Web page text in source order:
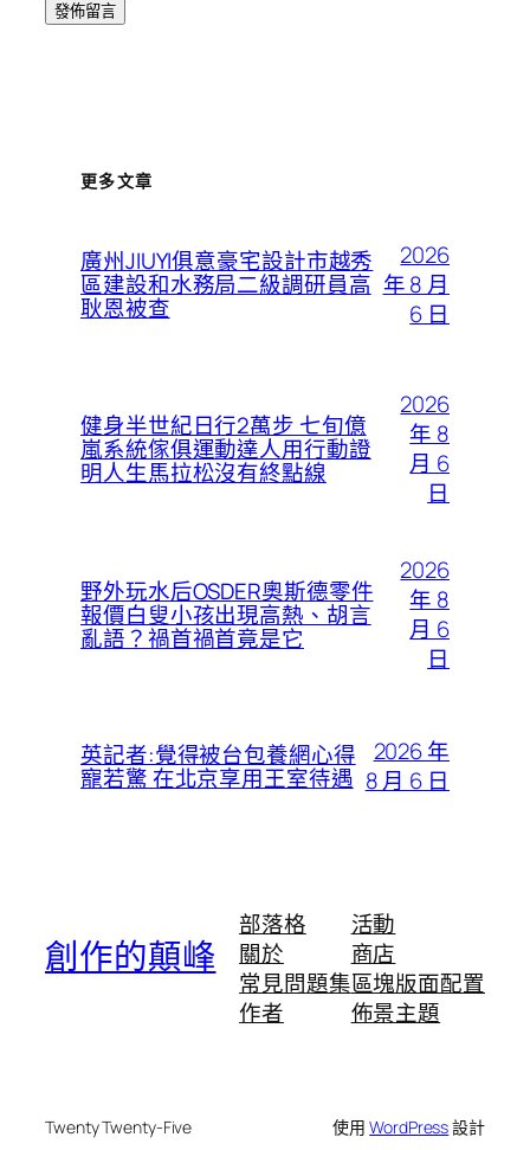
更多文章
廣州JIUYI俱意豪宅設計市越秀
區建設和水務局二級調研員高
耿恩被查
2026
年 8 月
6 日
健身半世紀日行2萬步 七旬億
嵐系統傢俱運動達人用行動證
明人生馬拉松沒有終點線
2026
年 8
月 6
日
野外玩水后OSDER奧斯德零件
報價白叟小孩出現高熱、胡言
亂語？禍首禍首竟是它
2026
年 8
月 6
日
英記者:覺得被台包養網心得
寵若驚 在北京享用王室待遇
2026 年
8 月 6 日
創作的顛峰
部落格
關於
常見問題集
作者
活動
商店
區塊版面配置
佈景主題
Twenty Twenty-Five 使用WordPress設計